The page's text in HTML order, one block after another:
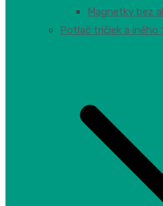
Magnetky bez
Potlač tričiek a iného